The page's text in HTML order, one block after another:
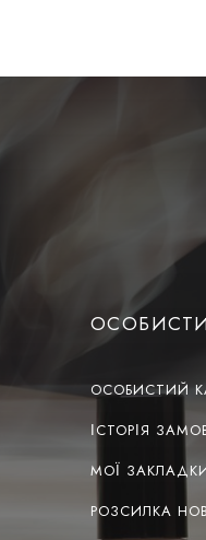
ОСОБИСТИЙ
ІСТОРІЯ
МОЇ
РОЗСИЛКА